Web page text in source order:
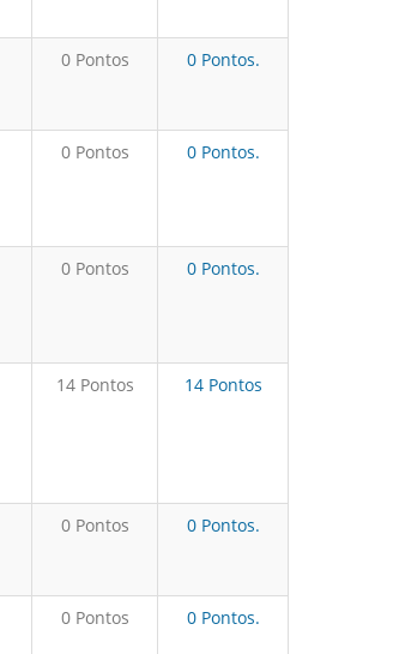
0 Pontos 0 Pontos.
0 Pontos 0 Pontos.
0 Pontos 0 Pontos.
14 Pontos 14 Pontos
0 Pontos 0 Pontos.
0 Pontos 0 Pontos.